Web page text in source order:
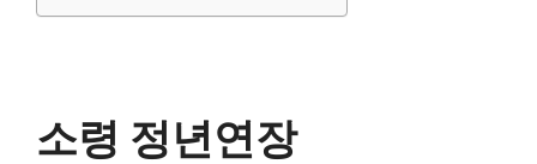
소령 정년연장